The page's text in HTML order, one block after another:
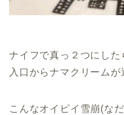
ナイフで真っ２つにし
入口からナマクリームが
こんなオイピイ雪崩(な